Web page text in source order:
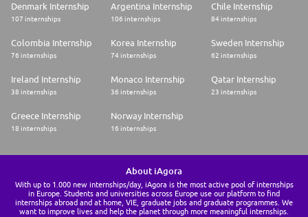
Denmark Internship
107 internships
Argentina Internship
106 internships
Chile Internship
84 internships
Colombia Internship
76 internships
Korea Internship
74 internships
Sweden Internship
62 internships
Ireland Internship
38 internships
Monaco Internship
36 internships
Qatar Internship
23 internships
Greece Internship
18 internships
Norway Internship
16 internships
About iAgora
With up to 1.000 new internships/day, iAgora is the most active pool of internships
in Europe. Students and universities across Europe use our platform to find
internships abroad and at home, VIE, graduate jobs and graduate programmes. We
want to improve lives and help the planet through more meaningful internships.